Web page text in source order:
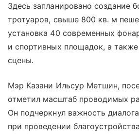
Здесь запланировано создание
тротуаров, свыше 800 кв. м
установка 40 современных
и спортивных площадок, а
сцены.
Мэр Казани Ильсур Метшин,
отметил масштаб проводимых
Он подчеркнул важность
при проведении